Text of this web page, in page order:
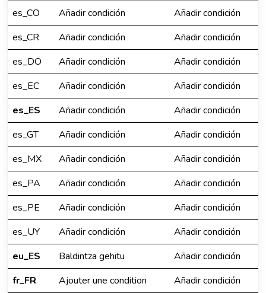
es_CO
Añadir condición
Añadir condición
es_CR
Añadir condición
Añadir condición
es_DO
Añadir condición
Añadir condición
es_EC
Añadir condición
Añadir condición
es_ES
Añadir condición
Añadir condición
es_GT
Añadir condición
Añadir condición
es_MX
Añadir condición
Añadir condición
es_PA
Añadir condición
Añadir condición
es_PE
Añadir condición
Añadir condición
es_UY
Añadir condición
Añadir condición
eu_ES
Baldintza gehitu
Añadir condición
fr_FR
Ajouter une condition
Añadir condición